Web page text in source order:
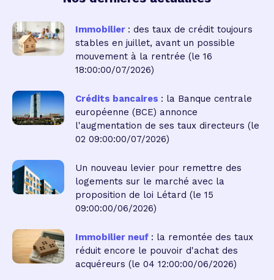
Immobilier : des taux de crédit toujours
stables en juillet, avant un possible
mouvement à la rentrée (le 16
18:00:00/07/2026)
Crédits bancaires : la Banque centrale
européenne (BCE) annonce
l'augmentation de ses taux directeurs (le
02 09:00:00/07/2026)
Un nouveau levier pour remettre des
logements sur le marché avec la
proposition de loi Létard (le 15
09:00:00/06/2026)
Immobilier neuf : la remontée des taux
réduit encore le pouvoir d'achat des
acquéreurs (le 04 12:00:00/06/2026)